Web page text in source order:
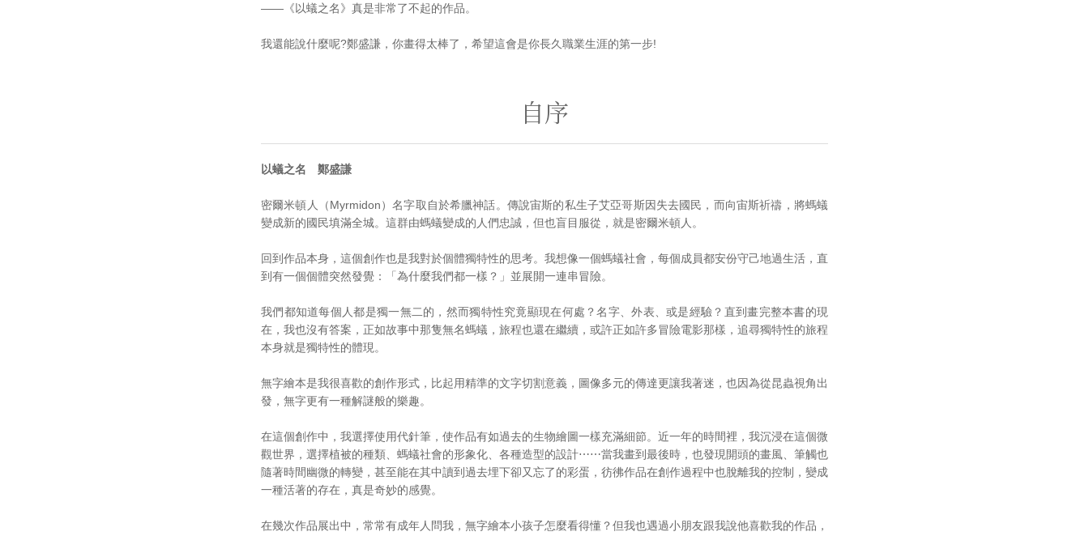
——《以蟻之名》真是非常了不起的作品。
我還能說什麼呢?鄭盛謙，你畫得太棒了，希望這會是你長久職業生涯的第一步!
自序
以蟻之名 鄭盛謙
密爾米頓人（Myrmidon）名字取自於希臘神話。傳說宙斯的私生子艾亞哥斯因失去國民，而向宙斯祈禱，將螞蟻
變成新的國民填滿全城。這群由螞蟻變成的人們忠誠，但也盲目服從，就是密爾米頓人。
回到作品本身，這個創作也是我對於個體獨特性的思考。我想像一個螞蟻社會，每個成員都安份守己地過生活，直
到有一個個體突然發覺：「為什麼我們都一樣？」並展開一連串冒險。
我們都知道每個人都是獨一無二的，然而獨特性究竟顯現在何處？名字、外表、或是經驗？直到畫完整本書的現
在，我也沒有答案，正如故事中那隻無名螞蟻，旅程也還在繼續，或許正如許多冒險電影那樣，追尋獨特性的旅程
本身就是獨特性的體現。
無字繪本是我很喜歡的創作形式，比起用精準的文字切割意義，圖像多元的傳達更讓我著迷，也因為從昆蟲視角出
發，無字更有一種解謎般的樂趣。
在這個創作中，我選擇使用代針筆，使作品有如過去的生物繪圖一樣充滿細節。近一年的時間裡，我沉浸在這個微
觀世界，選擇植被的種類、螞蟻社會的形象化、各種造型的設計⋯⋯當我畫到最後時，也發現開頭的畫風、筆觸也
隨著時間幽微的轉變，甚至能在其中讀到過去埋下卻又忘了的彩蛋，彷彿作品在創作過程中也脫離我的控制，變成
一種活著的存在，真是奇妙的感覺。
在幾次作品展出中，常常有成年人問我，無字繪本小孩子怎麼看得懂？但我也遇過小朋友跟我說他喜歡我的作品，